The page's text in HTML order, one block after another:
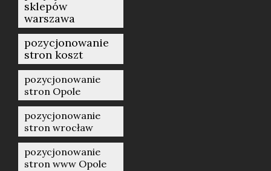
sklepów
warszawa
pozycjonowanie
stron koszt
pozycjonowanie
stron Opole
pozycjonowanie
stron wrocław
pozycjonowanie
stron www Opole